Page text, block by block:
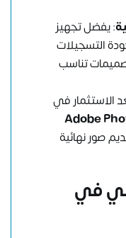
: يفضل تجهيز
التسجيلات
تناسب
الاستثمار في
Adobe
صور نهائية
في